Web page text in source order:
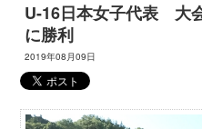
U-16日本女子代表 大
に勝利
2019年08月09日